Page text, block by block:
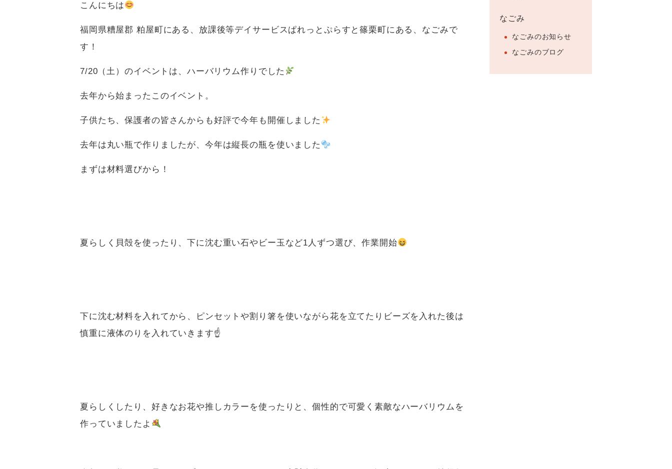
こんにちは
福岡県糟屋郡 粕屋町にある、放課後等デイサービスぱれっとぷらすと篠栗町にある、なごみで
す！
7/20（土）のイベントは、ハーバリウム作りでした
去年から始まったこのイベント。
子供たち、保護者の皆さんからも好評で今年も開催しました
去年は丸い瓶で作りましたが、今年は縦長の瓶を使いました
まずは材料選びから！
夏らしく貝殻を使ったり、下に沈む重い石やビー玉など1人ずつ選び、作業開始
下に沈む材料を入れてから、ピンセットや割り箸を使いながら花を立てたりビーズを入れた後は
慎重に液体のりを入れていきます☝️
夏らしくしたり、好きなお花や推しカラーを使ったりと、個性的で可愛く素敵なハーバリウムを
作っていましたよ
なごみ
なごみのお知らせ
なごみのブログ